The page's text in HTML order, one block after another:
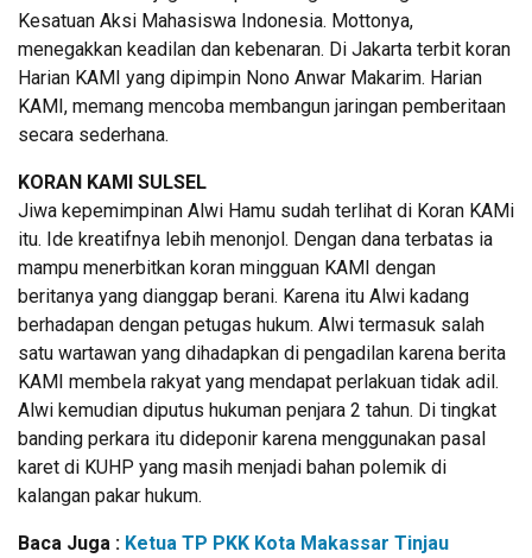
Kesatuan Aksi Mahasiswa Indonesia. Mottonya,
menegakkan keadilan dan kebenaran. Di Jakarta terbit koran
Harian KAMI yang dipimpin Nono Anwar Makarim. Harian
KAMI, memang mencoba membangun jaringan pemberitaan
secara sederhana.
KORAN KAMI SULSEL
Jiwa kepemimpinan Alwi Hamu sudah terlihat di Koran KAMi
itu. Ide kreatifnya lebih menonjol. Dengan dana terbatas ia
mampu menerbitkan koran mingguan KAMI dengan
beritanya yang dianggap berani. Karena itu Alwi kadang
berhadapan dengan petugas hukum. Alwi termasuk salah
satu wartawan yang dihadapkan di pengadilan karena berita
KAMI membela rakyat yang mendapat perlakuan tidak adil.
Alwi kemudian diputus hukuman penjara 2 tahun. Di tingkat
banding perkara itu dideponir karena menggunakan pasal
karet di KUHP yang masih menjadi bahan polemik di
kalangan pakar hukum.
Baca Juga : Ketua TP PKK Kota Makassar Tinjau